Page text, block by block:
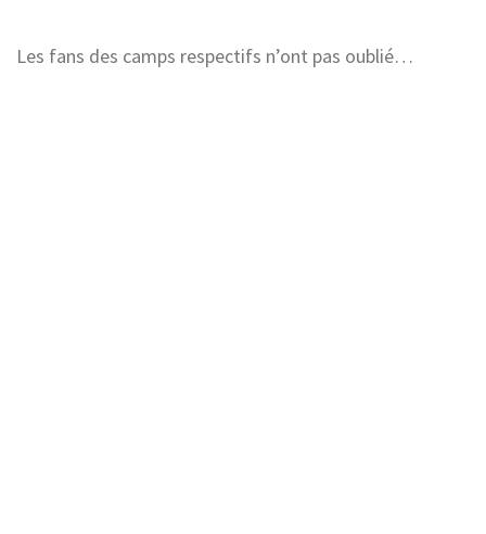
Les fans des camps respectifs n’ont pas oublié…